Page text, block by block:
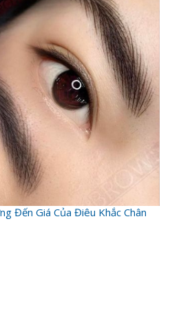
Đến Giá Của Điêu Khắc Chân